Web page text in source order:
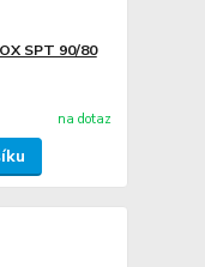
SPT 90/80
na dotaz